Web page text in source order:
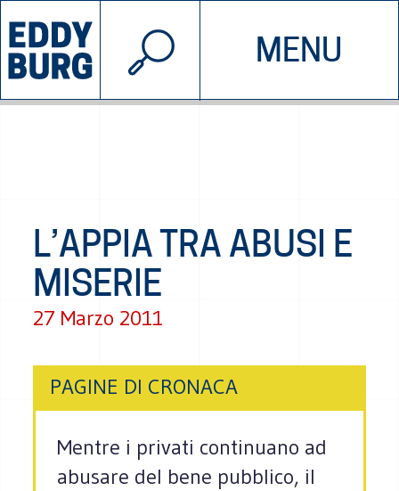
MENU
INIZIATIVE CHI SIAMO
© 2026 EDDYBURG
L’APPIA TRA ABUSI E
MISERIE
27 Marzo 2011
PAGINE DI CRONACA
Mentre i privati continuano ad
abusare del bene pubblico, il